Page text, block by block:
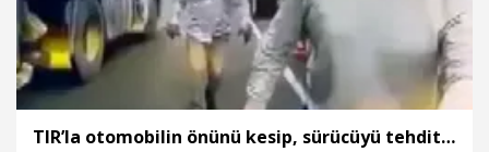
TIR’la otomobilin önünü kesip, sürücüyü tehdit eden baba ile oğlundan 'el hareketi' iddiası